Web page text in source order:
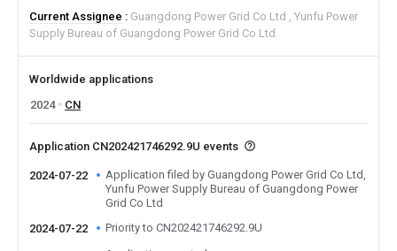
Current Assignee
Guangdong Power Grid Co Ltd
Yunfu Power
Supply Bureau of Guangdong Power Grid Co Ltd
Worldwide applications
2024
CN
Application CN202421746292.9U events
2024-07-22
Application filed by Guangdong Power Grid Co Ltd,
Yunfu Power Supply Bureau of Guangdong Power
Grid Co Ltd
2024-07-22
Priority to CN202421746292.9U